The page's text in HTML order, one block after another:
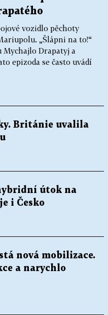
vozidlo pěchoty
„Šlápni na to!“
Drapatyj a
epizoda se často uvádí
Británie uvalila
útok na
i Česko
nová mobilizace.
a narychlo